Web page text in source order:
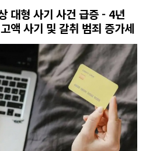
대형 사기 사건 급증 - 4년
액 사기 및 갈취 범죄 증가세